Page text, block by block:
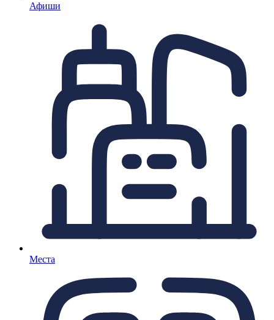
Афиши
Места